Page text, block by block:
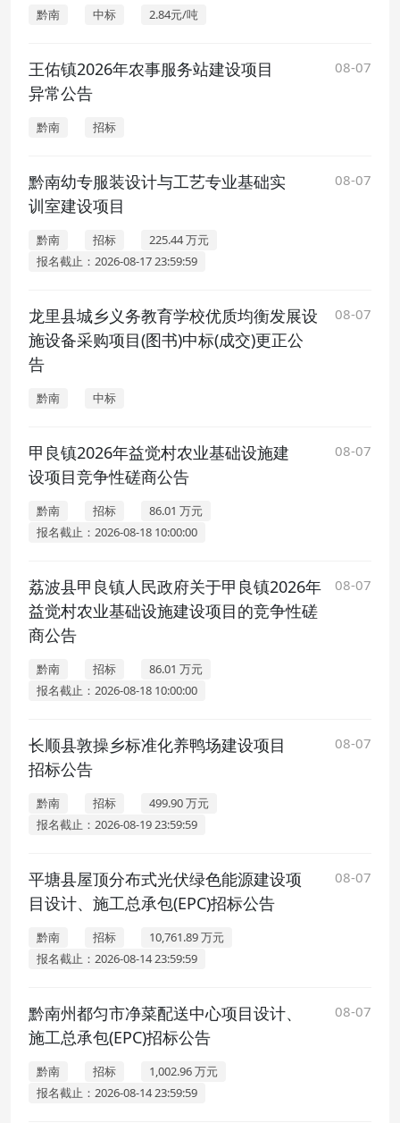
黔南 中标 2.84元/吨
王佑镇2026年农事服务站建设项目
异常公告
08-07
黔南 招标
黔南幼专服装设计与工艺专业基础实
训室建设项目
08-07
黔南 招标
225.44 万元
报名截止：2026-08-17 23:59:59
龙里县城乡义务教育学校优质均衡发展设
施设备采购项目(图书)中标(成交)更正公
告
08-07
黔南 中标
甲良镇2026年益觉村农业基础设施建
设项目竞争性磋商公告
08-07
黔南 招标
86.01 万元
报名截止：2026-08-18 10:00:00
荔波县甲良镇人民政府关于甲良镇2026年
益觉村农业基础设施建设项目的竞争性磋
商公告
08-07
黔南 招标
86.01 万元
报名截止：2026-08-18 10:00:00
长顺县敦操乡标准化养鸭场建设项目
招标公告
08-07
黔南 招标
499.90 万元
报名截止：2026-08-19 23:59:59
平塘县屋顶分布式光伏绿色能源建设项
目设计、施工总承包(EPC)招标公告
08-07
黔南 招标
10,761.89 万元
报名截止：2026-08-14 23:59:59
黔南州都匀市净菜配送中心项目设计、
施工总承包(EPC)招标公告
08-07
黔南 招标
1,002.96 万元
报名截止：2026-08-14 23:59:59